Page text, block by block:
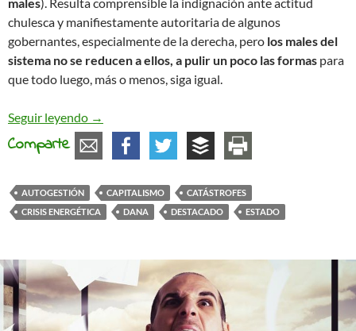
chulesca y manifiestamente autoritaria de algunos
gobernantes, especialmente de la derecha, pero los males del
sistema no se reducen a ellos, a pulir un poco las formas para
que todo luego, más o menos, siga igual.
Seguir leyendo La gestión de las catástrofes y la posibilidad
→
Comparte
AUTOGESTIÓN CAPITALISMO
CATÁSTROFES
CRISIS ENERGÉTICA
DANA DESTACADO ESTADO